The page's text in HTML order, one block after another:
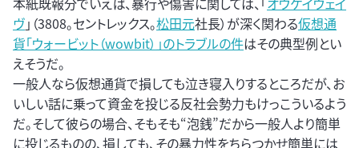
ヴ」（3808。セントレックス。松田元社長）が深く関わる仮想通
貨「ウォービット（wowbit）」のトラブルの件はその典型例とい
えそうだ。
一般人なら仮想通貨で損しても泣き寝入りするところだが、お
いしい話に乗って資金を投じる反社会勢力もけっこういるよう
だ。そして彼らの場合、そもそも“泡銭”だから一般人より簡単
に投じるものの、損しても、その暴力性をちらつかせ簡単には